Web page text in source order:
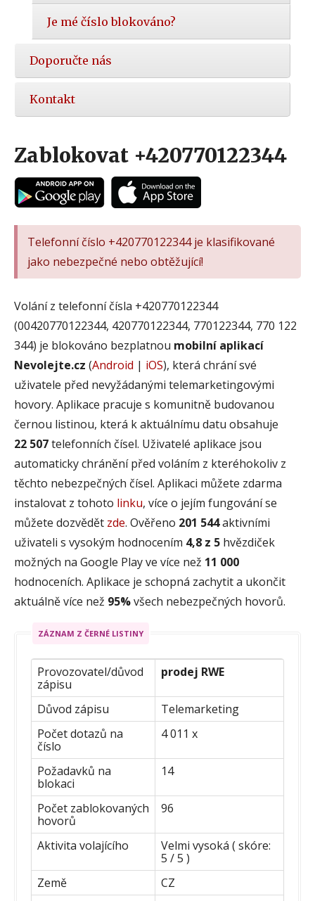
Je mé číslo blokováno?
Doporučte nás
Kontakt
Zablokovat +420770122344
Telefonní číslo +420770122344 je klasifikované
jako nebezpečné nebo obtěžující!
Volání z telefonní čísla +420770122344
(00420770122344, 420770122344, 770122344, 770 122
344) je blokováno bezplatnou mobilní aplikací
Nevolejte.cz (Android | iOS), která chrání své
uživatele před nevyžádanými telemarketingovými
hovory. Aplikace pracuje s komunitně budovanou
černou listinou, která k aktuálnímu datu obsahuje
22 507telefonních čísel. Uživatelé aplikace jsou
automaticky chránění před voláním z kteréhokoliv z
těchto nebezpečných čísel. Aplikaci můžete zdarma
instalovat z tohoto linku, více o jejím fungování se
můžete dozvědět zde. Ověřeno 201 544aktivními
uživateli s vysokým hodnocením 4,8 z 5 hvězdiček
možných na Google Play ve více než 11 000
hodnoceních. Aplikace je schopná zachytit a ukončit
aktuálně více než 95%všech nebezpečných hovorů.
ZÁZNAM Z ČERNÉ LISTINY
Provozovatel/důvod
zápisu
prodej RWE
Důvod zápisu
Telemarketing
Počet dotazů na
číslo
4 011 x
Požadavků na
blokaci
14
Počet zablokovaných
hovorů
96
Aktivita volajícího
Velmi vysoká ( skóre:
5 / 5 )
Země
CZ